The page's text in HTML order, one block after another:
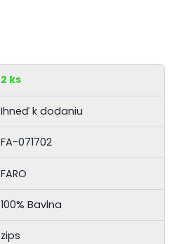
2 ks
Ihneď k dodaniu
FA-071702
FARO
100% Bavlna
zips